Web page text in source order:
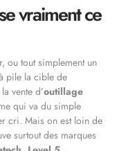
vraiment ce
ou tout simplement un
pile la cible de
vente d’outillage
qui va du simple
cri. Mais on est loin de
surtout des marques